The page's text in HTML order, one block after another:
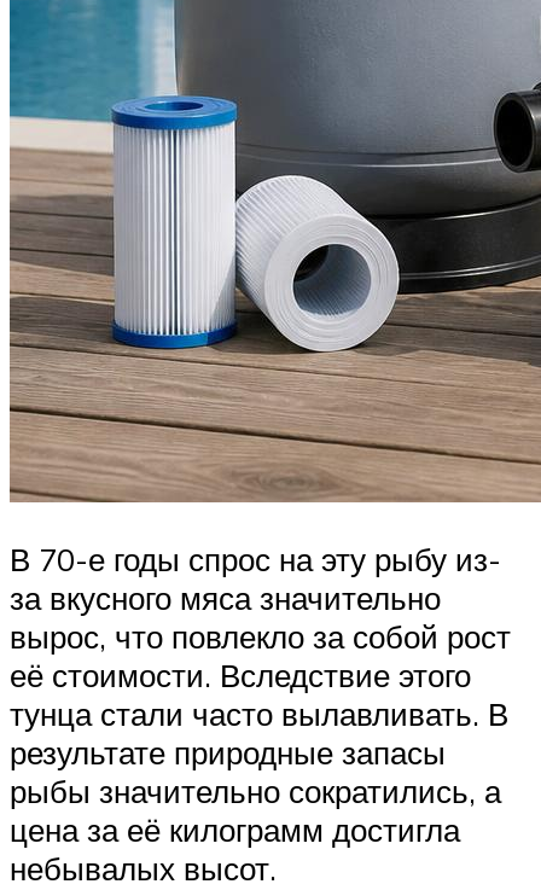
В 70-е годы спрос на эту рыбу из-
за вкусного мяса значительно
вырос, что повлекло за собой рост
её стоимости. Вследствие этого
тунца стали часто вылавливать. В
результате природные запасы
рыбы значительно сократились, а
цена за её килограмм достигла
небывалых высот.